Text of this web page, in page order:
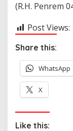
(R.H. Penrem
Post Views:
Share this:
WhatsApp
X
Like this: